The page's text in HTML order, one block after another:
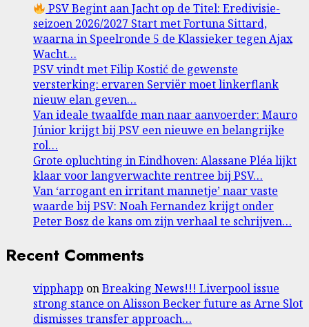
PSV Begint aan Jacht op de Titel: Eredivisie-
seizoen 2026/2027 Start met Fortuna Sittard,
waarna in Speelronde 5 de Klassieker tegen Ajax
Wacht…
PSV vindt met Filip Kostić de gewenste
versterking: ervaren Serviër moet linkerflank
nieuw elan geven…
Van ideale twaalfde man naar aanvoerder: Mauro
Júnior krijgt bij PSV een nieuwe en belangrijke
rol…
Grote opluchting in Eindhoven: Alassane Pléa lijkt
klaar voor langverwachte rentree bij PSV…
Van ‘arrogant en irritant mannetje’ naar vaste
waarde bij PSV: Noah Fernandez krijgt onder
Peter Bosz de kans om zijn verhaal te schrijven…
Recent Comments
vipphapp onBreaking News!!! Liverpool issue
strong stance on Alisson Becker future as Arne Slot
dismisses transfer approach…